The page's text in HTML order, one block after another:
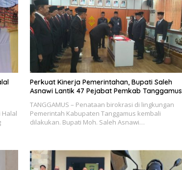
Halal
Perkuat Kinerja Pemerintahan, Bupati Saleh
Asnawi Lantik 47 Pejabat Pemkab Tanggamus
TANGGAMUS – Penataan birokrasi di lingkungan
Pemerintah Kabupaten Tanggamus kembali
dilakukan. Bupati Moh. Saleh Asnawi…